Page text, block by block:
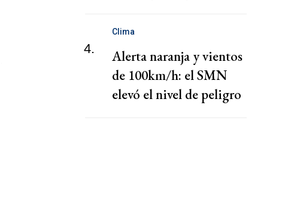
4.
Clima
Alerta naranja y vientos
de 100km/h: el SMN
elevó el nivel de peligro